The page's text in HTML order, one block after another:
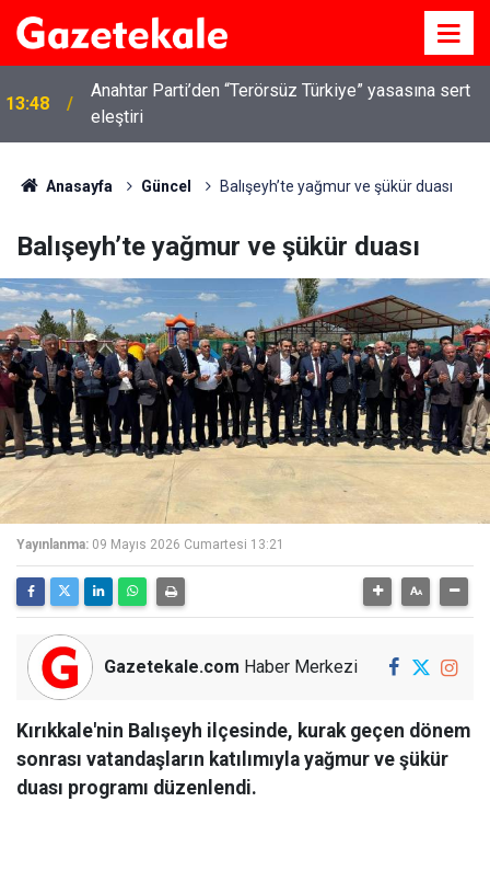
13:48
Anahtar Parti’den “Terörsüz Türkiye” yasasına sert
eleştiri
Anasayfa Güncel Balışeyh’te yağmur ve şükür duası
Balışeyh’te yağmur ve şükür duası
Yayınlanma: 09 Mayıs 2026 Cumartesi 13:21
Gazetekale.com Haber Merkezi
Kırıkkale'nin Balışeyh ilçesinde, kurak geçen dönem
sonrası vatandaşların katılımıyla yağmur ve şükür
duası programı düzenlendi.